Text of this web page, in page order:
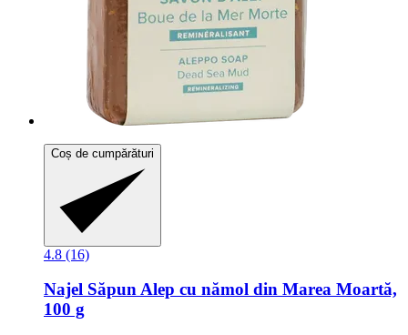
Coș de cumpărături
4.8 (16)
Najel Săpun Alep cu nămol din Marea Moartă,
100 g